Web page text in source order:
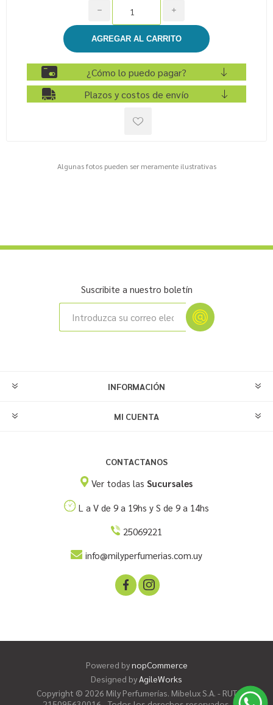
i
h
¿Cómo lo puedo pagar?
Plazos y costos de envío
Algunas fotos pueden ser meramente ilustrativas
Suscribite a nuestro boletín
INFORMACIÓN
MI CUENTA
CONTACTANOS
Ver todas lasSucursales
L a V de 9 a 19hs y S de 9 a 14hs
25069221
info@milyperfumerias.com.uy
Powered bynopCommerce
Designed byAgileWorks
Copyright © 2026 Mily Perfumerías. Mibelux S.A. - RUT